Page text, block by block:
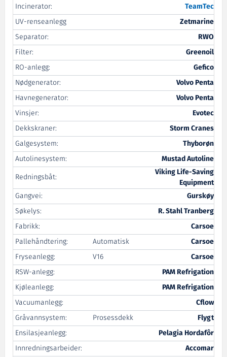
Incinerator:
TeamTec
UV-renseanlegg
Zetmarine
Separator:
RWO
Filter:
Greenoil
RO-anlegg:
Gefico
Nødgenerator:
Volvo Penta
Havnegenerator:
Volvo Penta
Vinsjer:
Evotec
Dekkskraner:
Storm Cranes
Galgesystem:
Thyborøn
Autolinesystem:
Mustad Autoline
Redningsbåt:
Viking Life-Saving
Equipment
Gangvei:
Gurskøy
Søkelys:
R. Stahl Tranberg
Fabrikk:
Carsoe
Pallehåndtering:
Automatisk
Carsoe
Fryseanlegg:
V16
Carsoe
RSW-anlegg:
PAM Refrigation
Kjøleanlegg:
PAM Refrigation
Vacuumanlegg:
Cflow
Gråvannsystem:
Prosessdekk
Flygt
Ensilasjeanlegg:
Pelagia Hordafôr
Innredningsarbeider:
Accomar